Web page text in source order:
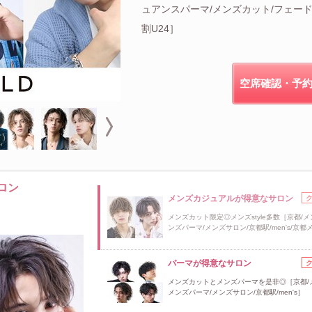
ュアンスパーマ/メンズカット/フェー
割U24］
空席確認・予
ン
メンズカジュアルが得意なサロン
メンズカット限定◎メンズstyle多数［京都/メ
ンズパーマ/メンズサロン/京都駅/men's/京都
パーマが得意なサロン
メンズカットとメンズパーマを是非◎［京都/
メンズパーマ/メンズサロン/京都駅/men's］